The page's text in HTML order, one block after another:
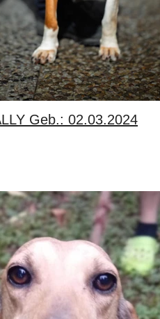
SALLY Geb.: 02.03.2024